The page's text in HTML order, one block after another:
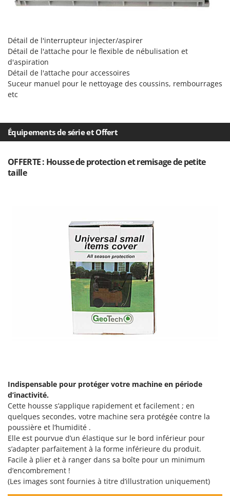
Tondeuses autoportées
Trancheuses de sol
Transpalettes
Treuils de débardage
V
Vêtements de Sécurité
Vibroculteurs à tracteur
Lampacrescia - MGM
LAR Casalinghi
Lavor
Linea VZ
Lisam
M
M.A.I.BO.
Macom
Macte Ovens
Makita
Marina Systems
MOSA
MOVA
Mowox
MTD
N
New O.M.R.A.
Nilfisk
Ninja
Détail de l'interrupteur injecter/aspirer
Détail de l'attache pour le flexible de nébulisation et
d'aspiration
Détail de l'attache pour accessoires
Suceur manuel pour le nettoyage des coussins, rembourrages
etc
Équipements de série et Offert
OFFERTE : Housse de protection et remisage de petite
taille
Indispensable pour protéger votre machine en période
d’inactivité.
Cette housse s’applique rapidement et facilement ; en
quelques secondes, votre machine sera protégée contre la
poussière et l’humidité .
Elle est pourvue d’un élastique sur le bord inférieur pour
s’adapter parfaitement à la forme inférieure du produit.
Facile à plier et à ranger dans sa boîte pour un minimum
d’encombrement !
(Les images sont fournies à titre d’illustration uniquement)